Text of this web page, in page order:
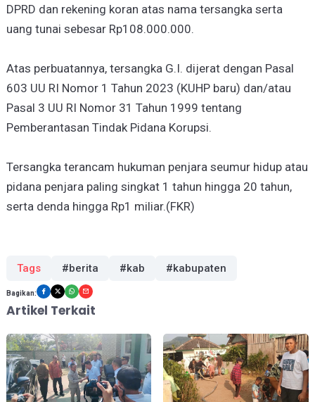
DPRD dan rekening koran atas nama tersangka serta
uang tunai sebesar Rp108.000.000.
Atas perbuatannya, tersangka G.I. dijerat dengan Pasal
603 UU RI Nomor 1 Tahun 2023 (KUHP baru) dan/atau
Pasal 3 UU RI Nomor 31 Tahun 1999 tentang
Pemberantasan Tindak Pidana Korupsi.
Tersangka terancam hukuman penjara seumur hidup atau
pidana penjara paling singkat 1 tahun hingga 20 tahun,
serta denda hingga Rp1 miliar.(FKR)
Tags #berita #kab #kabupaten
Bagikan:
Artikel Terkait